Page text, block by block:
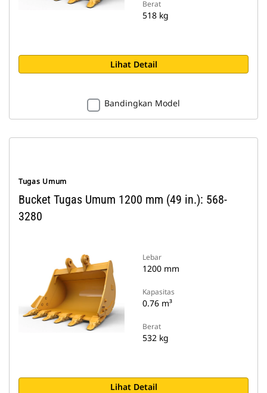
Berat
518 kg
Lihat Detail
Bandingkan Model
Tugas Umum
Bucket Tugas Umum 1200 mm (49 in.): 568-
3280
Lebar
1200 mm
Kapasitas
0.76 m³
Berat
532 kg
Lihat Detail